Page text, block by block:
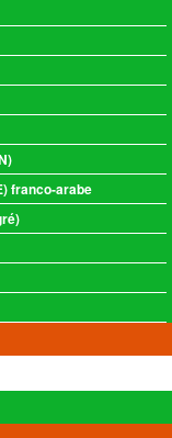
franco-arabe